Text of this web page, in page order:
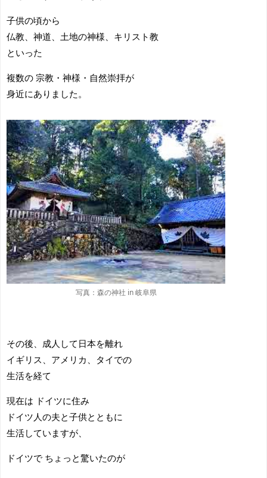
子供の頃から
仏教、神道、土地の神様、キリスト教
といった
複数の 宗教・神様・自然崇拝が
身近にありました。
写真：森の神社 in 岐阜県
その後、成人して日本を離れ
イギリス、アメリカ、タイでの
生活を経て
現在は ドイツに住み
ドイツ人の夫と子供とともに
生活していますが、
ドイツで ちょっと驚いたのが